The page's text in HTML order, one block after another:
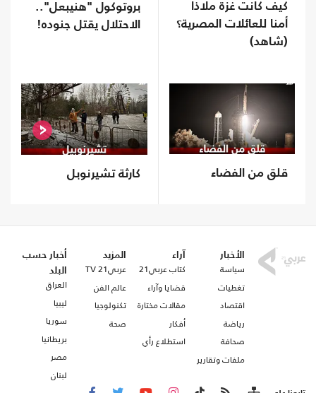
كيف كانت غزة ملاذا
أمنا للعائلات المصرية؟
(شاهد)
بروتوكول "هنيبعل"..
الاحتلال يقتل جنوده!
قلق من الفضاء كارثة تشيرنوبل
الأخبار
سياسة
تغطيات
اقتصاد
رياضة
صحافة
ملفات وتقارير
آراء
كتاب عربي21
قضايا وآراء
مقالات مختارة
أفكار
استطلاع رأي
المزيد
عربي21 TV
عالم الفن
تكنولوجيا
صحة
أخبار حسب
البلد
العراق
ليبيا
سوريا
بريطانيا
مصر
لبنان